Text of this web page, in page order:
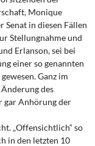
Monique
in diesen Fällen
Stellungnahme und
Erlanson, sei bei
einer so genannten
Ganz im
Änderung des
gar Anhörung der
„Offensichtlich“ so
in den letzten 10